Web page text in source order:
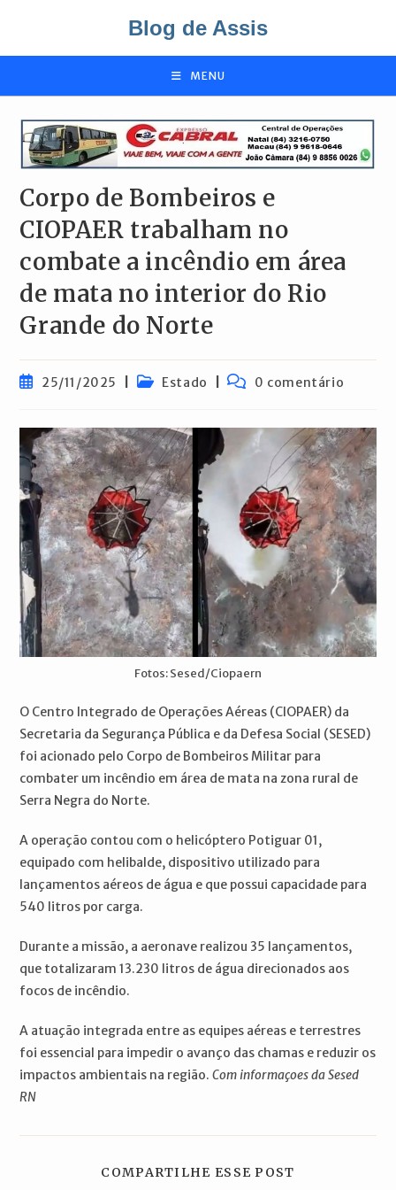
o
Blog de Assis
MENU
Corpo de Bombeiros e
CIOPAER trabalham no
combate a incêndio em área
de mata no interior do Rio
Grande do Norte
Post25/11/2025
Categoria
Estado
Comentários
0 comentário
Fotos: Sesed/Ciopaern
O Centro Integrado de Operações Aéreas (CIOPAER) da
Secretaria da Segurança Pública e da Defesa Social (SESED)
foi acionado pelo Corpo de Bombeiros Militar para
combater um incêndio em área de mata na zona rural de
Serra Negra do Norte.
A operação contou com o helicóptero Potiguar 01,
equipado com helibalde, dispositivo utilizado para
lançamentos aéreos de água e que possui capacidade para
540 litros por carga.
Durante a missão, a aeronave realizou 35 lançamentos,
que totalizaram 13.230 litros de água direcionados aos
focos de incêndio.
A atuação integrada entre as equipes aéreas e terrestres
foi essencial para impedir o avanço das chamas e reduzir os
impactos ambientais na região.Com informaçoes da Sesed
RN
COMPARTILHE ESSE POST